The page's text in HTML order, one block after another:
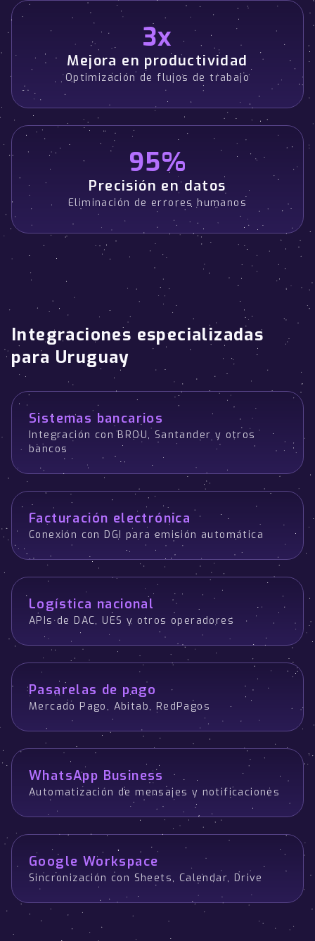
3x
Mejora en productividad
Optimización de flujos de trabajo
95%
Precisión en datos
Eliminación de errores humanos
Integraciones especializadas
para Uruguay
Sistemas bancarios
Integración con BROU, Santander y otros
bancos
Facturación electrónica
Conexión con DGI para emisión automática
Logística nacional
APIs de DAC, UES y otros operadores
Pasarelas de pago
Mercado Pago, Abitab, RedPagos
WhatsApp Business
Automatización de mensajes y notificaciones
Google Workspace
Sincronización con Sheets, Calendar, Drive